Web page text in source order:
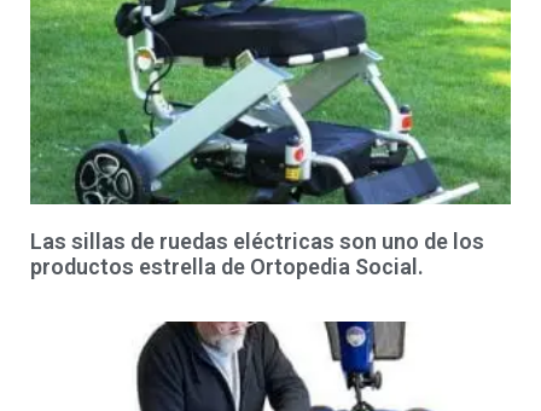
Las sillas de ruedas eléctricas son uno de los
productos estrella de Ortopedia Social.